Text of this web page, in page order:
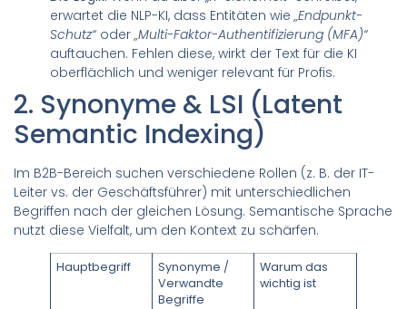
erwartet die NLP-KI, dass Entitäten wie „Endpunkt-
Schutz“ oder „Multi-Faktor-Authentifizierung (MFA)“
auftauchen. Fehlen diese, wirkt der Text für die KI
oberflächlich und weniger relevant für Profis.
2. Synonyme & LSI (Latent
Semantic Indexing)
Im B2B-Bereich suchen verschiedene Rollen (z. B. der IT-
Leiter vs. der Geschäftsführer) mit unterschiedlichen
Begriffen nach der gleichen Lösung. Semantische Sprache
nutzt diese Vielfalt, um den Kontext zu schärfen.
Hauptbegriff
Synonyme /
Verwandte
Begriffe
Warum das
wichtig ist